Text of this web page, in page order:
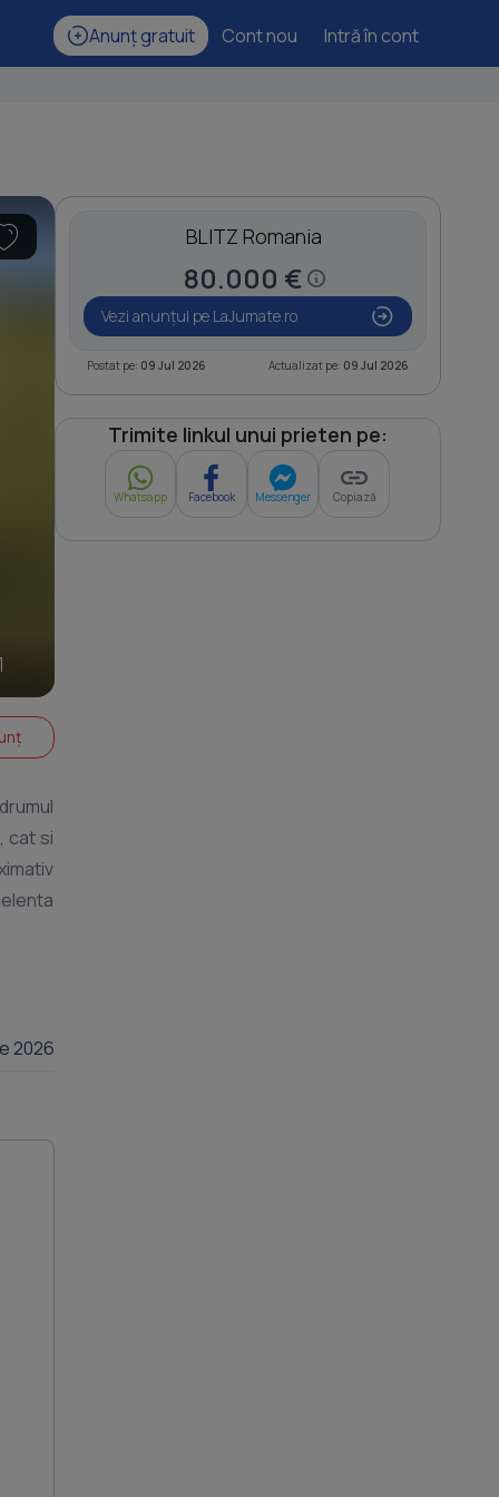
Anunț gratuit Cont nou Intră în cont
cat si
2026
BLITZ Romania
80.000 €
Vezi anunțul pe LaJumate.ro
Postat pe: 09 Jul 2026 Actualizat pe: 09 Jul 2026
Trimite linkul unui prieten pe:
Whatsapp Facebook Messenger Copiază